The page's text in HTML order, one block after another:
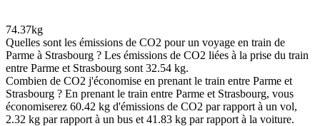
74.37kg
Quelles sont les émissions de CO2 pour un voyage en train de
Parme à Strasbourg ? Les émissions de CO2 liées à la prise du train
entre Parme et Strasbourg sont 32.54 kg.
Combien de CO2 j'économise en prenant le train entre Parme et
Strasbourg ? En prenant le train entre Parme et Strasbourg, vous
économiserez 60.42 kg d'émissions de CO2 par rapport à un vol,
2.32 kg par rapport à un bus et 41.83 kg par rapport à la voiture.